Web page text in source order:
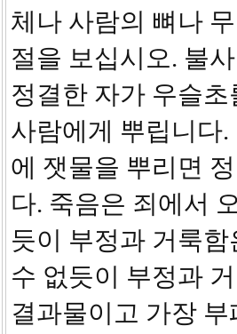
체나 사람의 뼈나
절을 보십시오. 불
정결한 자가 우슬
사람에게 뿌립니다
에 잿물을 뿌리면
다. 죽음은 죄에서
듯이 부정과 거룩
수 없듯이 부정과
결과물이고 가장